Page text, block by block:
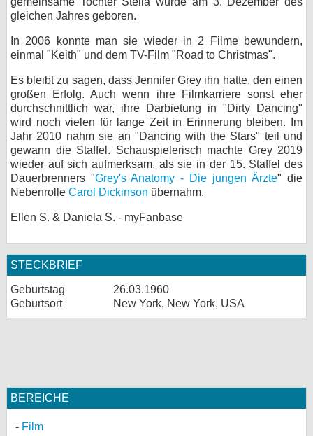
gleichen Jahres geboren.
In 2006 konnte man sie wieder in 2 Filme bewundern,
einmal "Keith" und dem TV-Film "Road to Christmas".
Es bleibt zu sagen, dass Jennifer Grey ihn hatte, den einen
großen Erfolg. Auch wenn ihre Filmkarriere sonst eher
durchschnittlich war, ihre Darbietung in "Dirty Dancing"
wird noch vielen für lange Zeit in Erinnerung bleiben. Im
Jahr 2010 nahm sie an "Dancing with the Stars" teil und
gewann die Staffel. Schauspielerisch machte Grey 2019
wieder auf sich aufmerksam, als sie in der 15. Staffel des
Dauerbrenners "Grey's Anatomy - Die jungen Ärzte" die
Nebenrolle Carol Dickinson übernahm.
Ellen S. & Daniela S. - myFanbase
STECKBRIEF
Geburtstag
26.03.1960
Geburtsort
New York, New York, USA
BEREICHE
Film